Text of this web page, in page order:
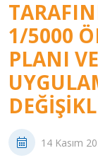
1/5000
PLANI
14 Kasım